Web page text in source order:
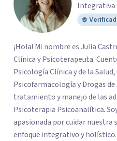
Integrativa
¡Hola! Mi nombre es Julia Castrellón y soy Psicóloga
Clínica y Psicoterapeuta.
Psicología Clínica y de la
Psicofarmacología y Drogas
tratamiento y manejo de las
Psicoterapia Psicoanalítica. Soy una psicóloga
apasionada por cuidar nuestra
enfoque integrativo y